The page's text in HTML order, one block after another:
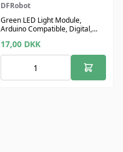
DFRobot
Green LED Light Module,
Arduino Compatible, Digital,
17,00 DKK